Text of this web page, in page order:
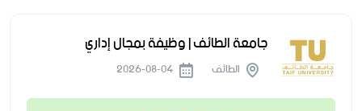
جامعة الطائف | وظيفة بمجال إداري
الطائف